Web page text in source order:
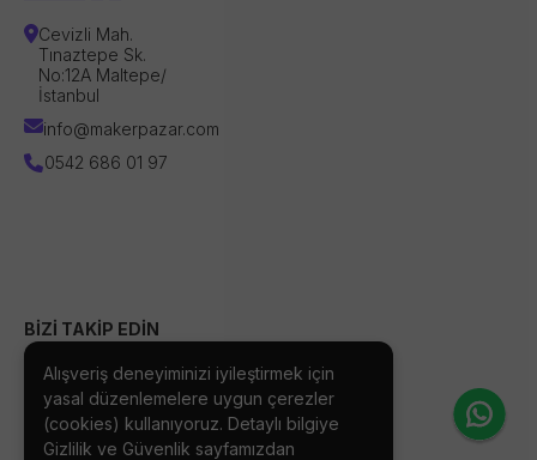
Cevizli Mah.
Tınaztepe Sk.
No:12A Maltepe/
İstanbul
info@makerpazar.com
0542 686 01 97
BİZİ TAKİP EDİN
Alışveriş deneyiminizi iyileştirmek için
yasal düzenlemelere uygun çerezler
(cookies) kullanıyoruz. Detaylı bilgiye
Gizlilik ve Güvenlik sayfamızdan